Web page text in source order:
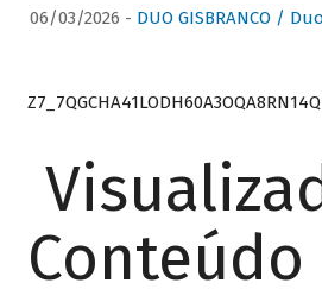
06/03/2026 - DUO GISBRANCO /
Conteúdo